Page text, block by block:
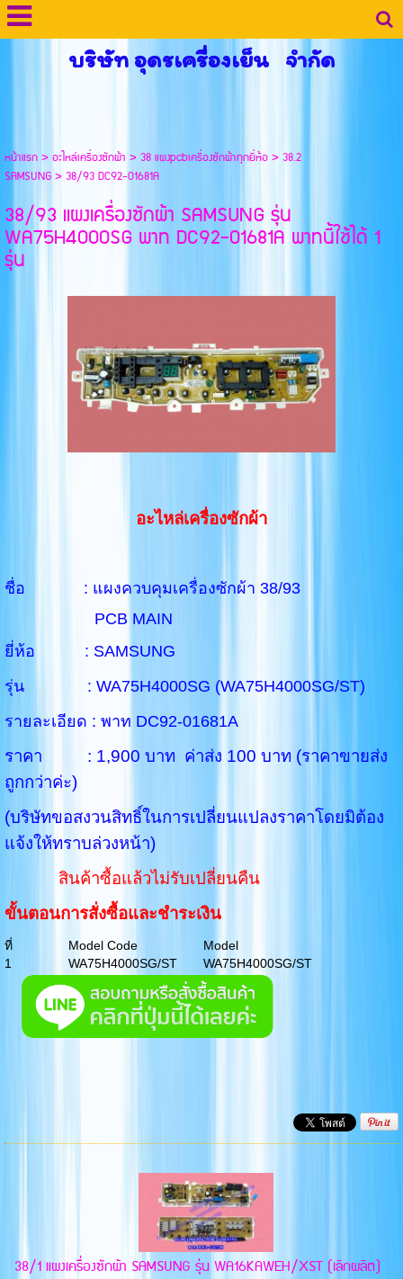
บริษัท อุดรเครื่องเย็น จำกัด
หน้าแรก>อะไหล่เครื่องซักผ้า > 38 แผงpcbเครื่องซักผ้าทุกยี่ห้อ>38.2
SAMSUNG>38/93 DC92-01681A
38/93 แผงเครื่องซักผ้า SAMSUNG รุ่น
WA75H4000SG พาท DC92-01681A พาทนี้ใช้ได้ 1
รุ่น
อะไหล่เครื่องซักผ้า
ชื่อ : แผงควบคุมเครื่องซักผ้า 38/93
PCB MAIN
ยี่ห้อ : SAMSUNG
รุ่น : WA75H4000SG (WA75H4000SG/ST)
รายละเอียด : พาท DC92-01681A
ราคา : 1,900 บาท ค่าส่ง 100 บาท (ราคาขายส่ง
ถูกกว่าค่ะ)
(บริษัทขอสงวนสิทธิ์ในการเปลี่ยนแปลงราคาโดยมิต้อง
แจ้งให้ทราบล่วงหน้า)
สินค้าซื้อแล้วไม่รับเปลี่ยนคืน
ขั้นตอนการสั่งซื้อและชำระเงิน
ที่ Model Code
Model
1
WA75H4000SG/ST WA75H4000SG/ST
38/1 แผงเครื่องซักผ้า SAMSUNG รุ่น WA16KAWEH/XST (เลิกผลิต)